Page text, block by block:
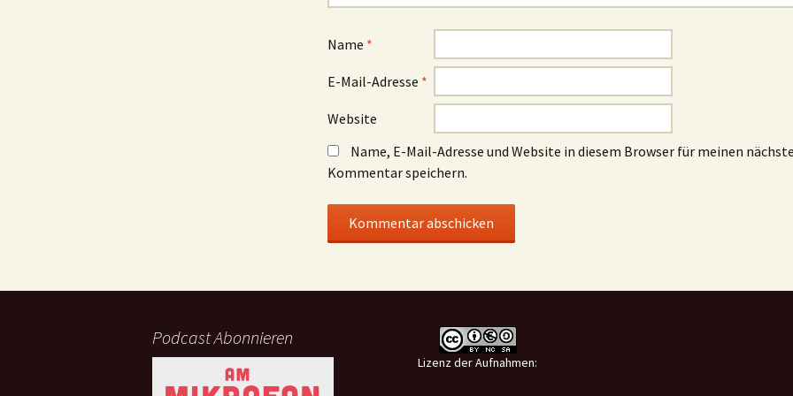
Name *
E-Mail-Adresse *
Website
Name, E-Mail-Adresse und Website in diesem Browser für meinen
Kommentar speichern.
Podcast Abonnieren
Lizenz der Aufnahmen: